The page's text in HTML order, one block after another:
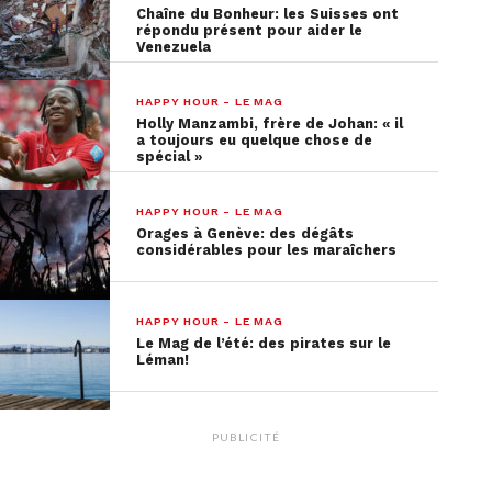
Chaîne du Bonheur: les Suisses ont
répondu présent pour aider le
Venezuela
HAPPY HOUR - LE MAG
Holly Manzambi, frère de Johan: « il
a toujours eu quelque chose de
spécial »
HAPPY HOUR - LE MAG
Orages à Genève: des dégâts
considérables pour les maraîchers
HAPPY HOUR - LE MAG
Le Mag de l’été: des pirates sur le
Léman!
PUBLICITÉ